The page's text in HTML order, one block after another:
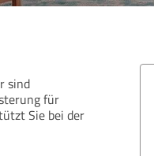
sind
für
Sie bei der